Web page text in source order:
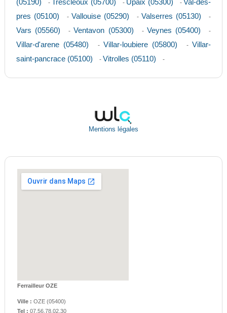
(05190)
- Trescleoux (05700) - Upaix (05300) - Val-des-
pres (05100)
- Vallouise (05290) - Valserres (05130) -
Vars (05560) - Ventavon (05300) - Veynes (05400) -
Villar-d'arene (05480) - Villar-loubiere (05800) - Villar-
saint-pancrace (05100)
- Vitrolles (05110) -
Mentions légales
Ferrailleur OZE
Ville : OZE(05400)
Tel : 07.56.78.02.30